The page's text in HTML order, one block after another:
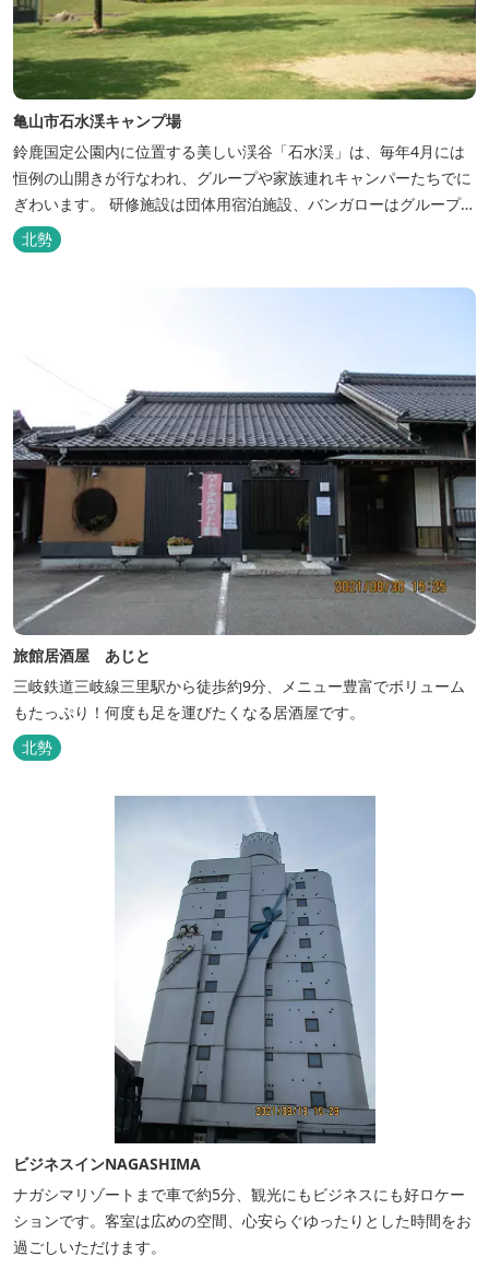
亀山市石水渓キャンプ場
鈴鹿国定公園内に位置する美しい渓谷「石水渓」は、毎年4月には
恒例の山開きが行なわれ、グループや家族連れキャンパーたちでに
ぎわいます。 研修施設は団体用宿泊施設、バンガローはグループ・
家族連れ用宿泊施設として、ハイキングやキャンプの拠点として最
適です。
北勢
旅館居酒屋 あじと
三岐鉄道三岐線三里駅から徒歩約9分、メニュー豊富でボリューム
もたっぷり！何度も足を運びたくなる居酒屋です。
北勢
ビジネスインNAGASHIMA
ナガシマリゾートまで車で約5分、観光にもビジネスにも好ロケー
ションです。客室は広めの空間、心安らぐゆったりとした時間をお
過ごしいただけます。